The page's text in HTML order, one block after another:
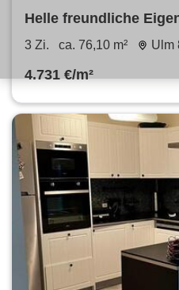
Helle freundliche
Lage in Ulm Wiblingen
3 Zi. ca. 76,10 m² Ulm
4.731 €/m²